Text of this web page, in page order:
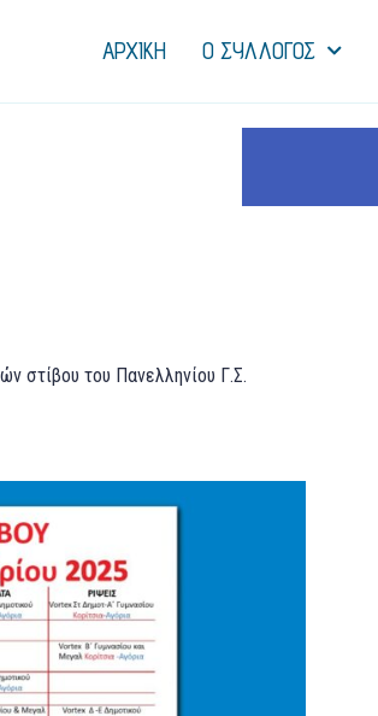
ΑΡΧΙΚΗ Ο ΣΥΛΛΟΓΟΣ
στίβου του Πανελληνίου Γ.Σ.